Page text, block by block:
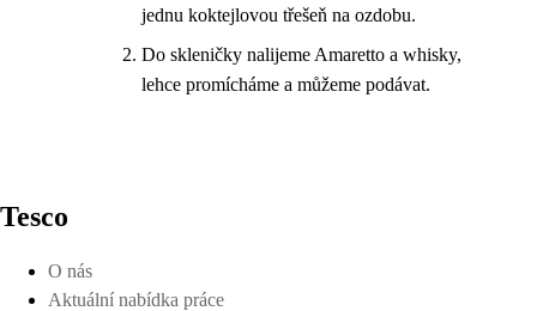
jednu koktejlovou třešeň na ozdobu.
Do skleničky nalijeme Amaretto a whisky,
lehce promícháme a můžeme podávat.
Tesco
O nás
Aktuální nabídka práce